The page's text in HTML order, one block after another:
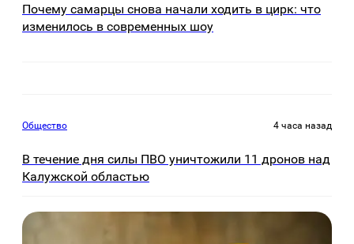
Почему самарцы снова начали ходить в цирк: что
изменилось в современных шоу
Общество 4 часа назад
В течение дня силы ПВО уничтожили 11 дронов над
Калужской областью